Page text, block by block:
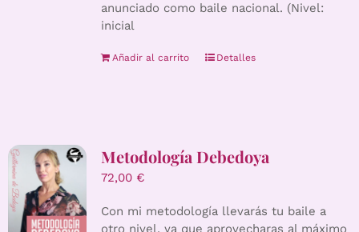
anunciado como baile nacional. (Nivel:
inicial
Añadir al carrito Detalles
Metodología Debedoya
72,00 €
Con mi metodología llevarás tu baile a
otro nivel, ya que aprovecharas al máximo